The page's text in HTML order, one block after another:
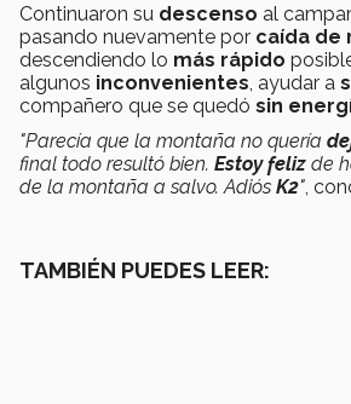
Continuaron su descenso al
pasando nuevamente por caída de
descendiendo lo más rápido
algunos inconvenientes , ayudar a
compañero que se quedó sin
"Parecía que la montaña no quería
final todo resultó bien. Estoy feliz de
de la montaña a salvo. Adiós K2" ,
TAMBIÉN PUEDES LEER: